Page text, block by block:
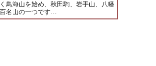
鳥海山を始め、秋田駒、岩手山、八幡
名山の一つです…